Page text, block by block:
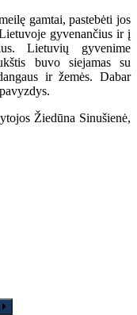
gamtai, pastebėti jos
gyvenančius ir į
Lietuvių gyvenime
buvo siejamas su
ir žemės. Dabar
Žiedūna Sinušienė,